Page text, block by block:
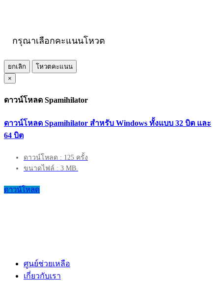
กรุณาเลือกคะแนนโหวต
ยกเลิก
โหวตคะแนน
×
ดาวน์โหลด Spamihilator
ดาวน์โหลด Spamihilator สำหรับ Windows ทั้งแบบ 32 บิต และ
64 บิต
ดาวน์โหลด : 125 ครั้ง
ขนาดไฟล์ : 3 MB.
ดาวน์โหลด
ศูนย์ช่วยเหลือ
เกี่ยวกับเรา